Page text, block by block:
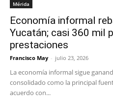
Mérida
Economía informal
Yucatán; casi 360 mil
prestaciones
Francisco May - julio 23, 2026
La economía informal sigue
consolidado como la principal
acuerdo con...